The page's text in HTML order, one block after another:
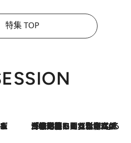
特集 TOP
2026.8.3
「住宅建てられない…」「サーチャージ料の高値が続いている」ホルムズ海峡封鎖による影響はいつまで続く？《エネルギー専門家に聞く“どうなる日本の暮らし”》